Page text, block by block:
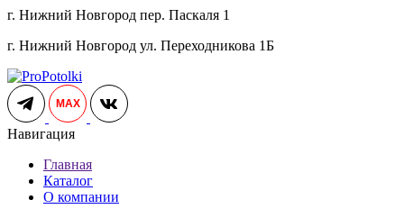
г. Нижний Новгород пер. Паскаля 1
г. Нижний Новгород ул. Переходникова 1Б
MAX
Навигация
Главная
Каталог
О компании